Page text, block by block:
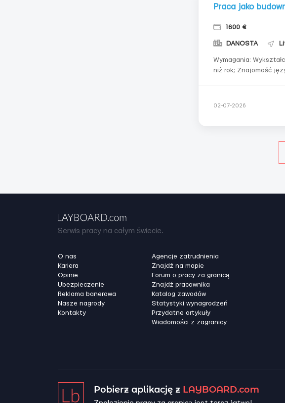
Praca jako
1600 €
DANOSTA
Wymagania: Wykształcenie budowlane; Doświadczenie zawodowe nie mniej
niż rok; Znajomość języka rosyjskiego jest OBOWIĄZKOWA!!!;
02-07-2026
Serwis pracy na całym świecie.
O nas
Kariera
Opinie
Ubezpieczenie
Reklama banerowa
Nasze nagrody
Kontakty
Agencje zatrudnienia
Znajdź na mapie
Forum o pracy za granicą
Znajdź pracownika
Katalog zawodów
Statystyki wynagrodzeń
Przydatne artykuły
Wiadomości z zagranicy
Pobierz aplikację z LAYBOARD.com